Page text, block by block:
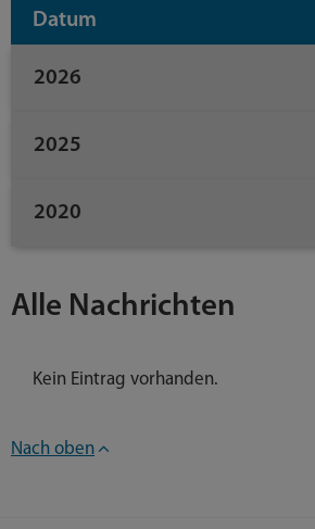
Alle Nachrichten
Kein Eintrag vorhanden.
Datum
2026
2025
2020
Nach oben